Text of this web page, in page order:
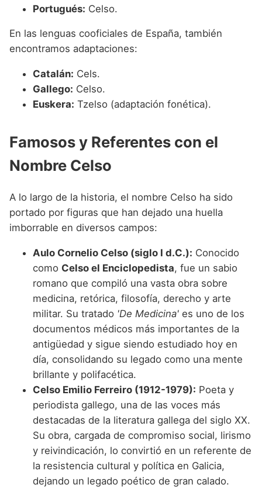
Portugués: Celso.
En las lenguas cooficiales de España, también
encontramos adaptaciones:
Catalán: Cels.
Gallego: Celso.
Euskera: Tzelso (adaptación fonética).
Famosos y Referentes con el
Nombre Celso
A lo largo de la historia, el nombre Celso ha sido
portado por figuras que han dejado una huella
imborrable en diversos campos:
Aulo Cornelio Celso (siglo I d.C.): Conocido
como Celso el Enciclopedista, fue un sabio
romano que compiló una vasta obra sobre
medicina, retórica, filosofía, derecho y arte
militar. Su tratado 'De Medicina' es uno de los
documentos médicos más importantes de la
antigüedad y sigue siendo estudiado hoy en
día, consolidando su legado como una mente
brillante y polifacética.
Celso Emilio Ferreiro (1912-1979): Poeta y
periodista gallego, una de las voces más
destacadas de la literatura gallega del siglo XX.
Su obra, cargada de compromiso social, lirismo
y reivindicación, lo convirtió en un referente de
la resistencia cultural y política en Galicia,
dejando un legado poético de gran calado.